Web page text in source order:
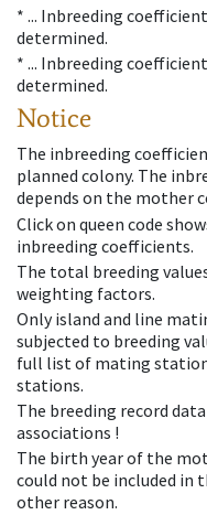
* ... Inbreeding
determined.
* ... Inbreeding
determined.
Notice
The inbreeding
planned colony. The
depends on the mother
Click on queen code
inbreeding coefficients.
The total breeding
weighting factors.
Only island and line
subjected to breeding
full list of mating
stations.
The breeding record
associations !
The birth year of the
could not be included in
other reason.